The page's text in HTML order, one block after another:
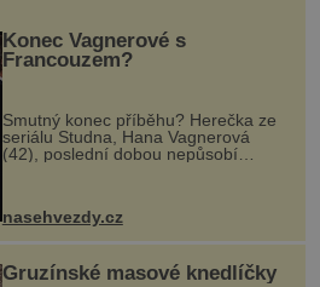
Konec Vagnerové s
Francouzem?
Smutný konec příběhu? Herečka ze
seriálu Studna, Hana Vagnerová
(42), poslední dobou nepůsobí
nasehvezdy.cz
Gruzínské masové knedlíčky